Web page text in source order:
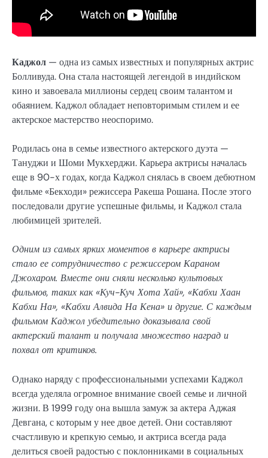
Каджол — одна из самых известных и популярных актрис
Болливуда. Она стала настоящей легендой в индийском
кино и завоевала миллионы сердец своим талантом и
обаянием. Каджол обладает неповторимым стилем и ее
актерское мастерство неоспоримо.
Родилась она в семье известного актерского дуэта —
Тануджи и Шоми Мукхерджи. Карьера актрисы началась
еще в 90-х годах, когда Каджол снялась в своем дебютном
фильме «Бекходи» режиссера Ракеша Рошана. После этого
последовали другие успешные фильмы, и Каджол стала
любимицей зрителей.
Одним из самых ярких моментов в карьере актрисы
стало ее сотрудничество с режиссером Караном
Джохаром. Вместе они сняли несколько культовых
фильмов, таких как «Куч-Куч Хота Хай», «Кабхи Хаан
Кабхи На», «Кабхи Алвида На Кена» и другие. С каждым
фильмом Каджол убедительно доказывала свой
актерский талант и получала множество наград и
похвал от критиков.
Однако наряду с профессиональными успехами Каджол
всегда уделяла огромное внимание своей семье и личной
жизни. В 1999 году она вышла замуж за актера Аджая
Девгана, с которым у нее двое детей. Они составляют
счастливую и крепкую семью, и актриса всегда рада
делиться своей радостью с поклонниками в социальных